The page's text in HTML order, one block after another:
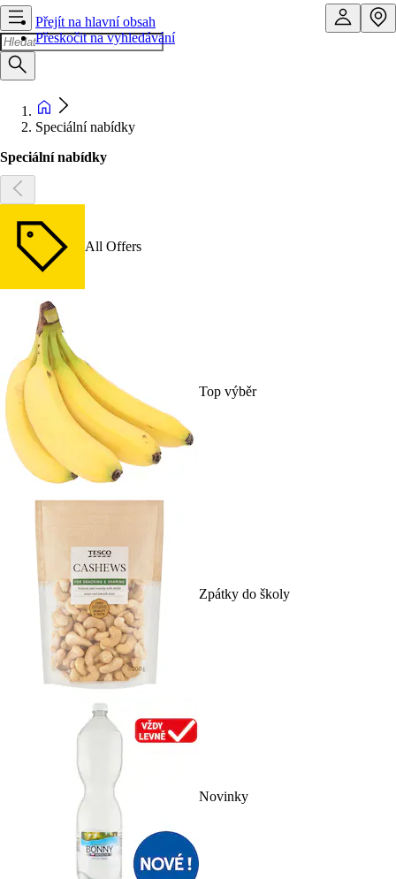
Přejít na hlavní obsah
Přeskočit na vyhledávání
Speciální nabídky
Speciální nabídky
All Offers
Top výběr
Zpátky do školy
Novinky